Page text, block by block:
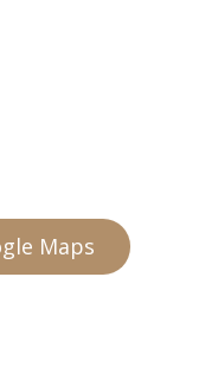
Maps